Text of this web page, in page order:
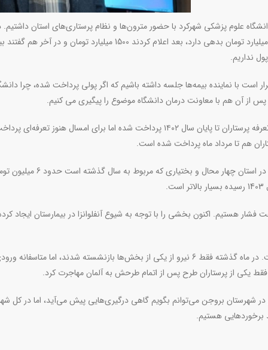
علوم پزشکی شهرکرد با حضور مترون‌ها و نظام پرستاری‌های استان داشتیم.
صحبت‌های فراوان، اول اعلام کردند دانشگاه هزار میلیارد تومان بدهی دارد، بعد اعلام کردند
نداریم.
با نماینده بیمه‌ها جلسه داشته باشیم که اگر پولی پرداخت شده، چرا
از آن هم با معاونت درمان دانشگاه موضوع را پیگیری می کنیم.
وی درباره مطالبات پرستاران در بروجن اظهار کرد: تعرفه پرستاران تا پایان سال ۱۴۰۲ پرداخت شده اما
هم تا مرداد ماه پرداخت شده است.
بهرامی ادامه داد: بالاترین کارانه دریافتی
هستیم. اکنون بخشی را با توجه به شیوع آنفلوانزا در بیمارستان ایجاد
وی افزود: خروج نیروی پرستار در بروجن زیاد است. در ماه گذشته فقط 6 نیرو از یکی از بخش‌ها بازنشسته شدند،
یکی از پرستاران طرح پس از اتمام طرحش به آلمان مهاجرت کرد.
شهرستان بروجن می‌توانم بگویم گاهی درگیری‌هایی پیش می‌آید، اما در کل
هستیم.